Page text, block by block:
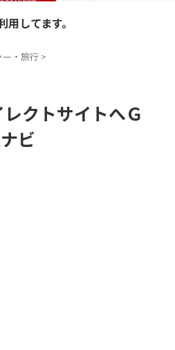
してます。
ー・旅行 >
クトサイトへＧ
ビ